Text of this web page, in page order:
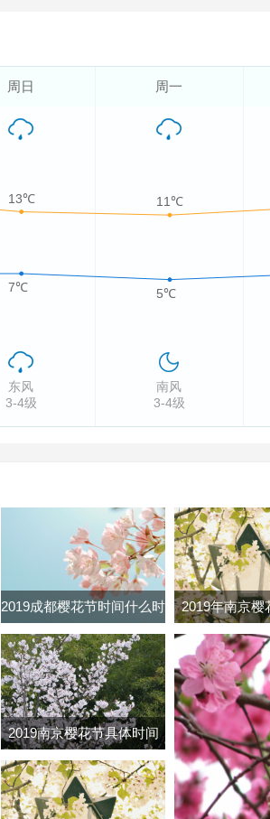
周日 周一
13℃ 11℃
7℃ 5℃
东风 南风
3-4级 3-4级
2019成都樱花节时间什么时
候 成都樱花节时间地点门
票
2019南京樱花节具体时间
2019南京鸡鸣寺樱花几月开
2019年南京樱
南京各大樱花
门票